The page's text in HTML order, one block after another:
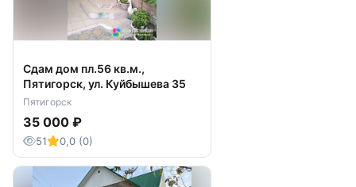
Сдам дом пл.56 кв.м.,
Пятигорск, ул. Куйбышева 35
Пятигорск
35 000 ₽
51 0,0 (0)